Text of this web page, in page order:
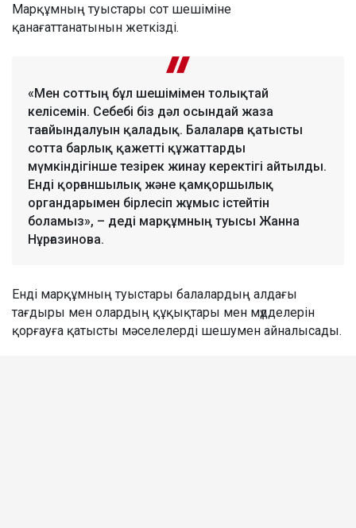
Марқұмның туыстары сот шешіміне
қанағаттанатынын жеткізді.
«Мен соттың бұл шешімімен толықтай
келісемін. Себебі біз дәл осындай жаза
тағайындалуын қаладық. Балаларға қатысты
сотта барлық қажетті құжаттарды
мүмкіндігінше тезірек жинау керектігі айтылды.
Енді қорғаншылық және қамқоршылық
органдарымен бірлесіп жұмыс істейтін
боламыз», – деді марқұмның туысы Жанна
Нұрғазинова.
Енді марқұмның туыстары балалардың алдағы
тағдыры мен олардың құқықтары мен мүдделерін
қорғауға қатысты мәселелерді шешумен айналысады.